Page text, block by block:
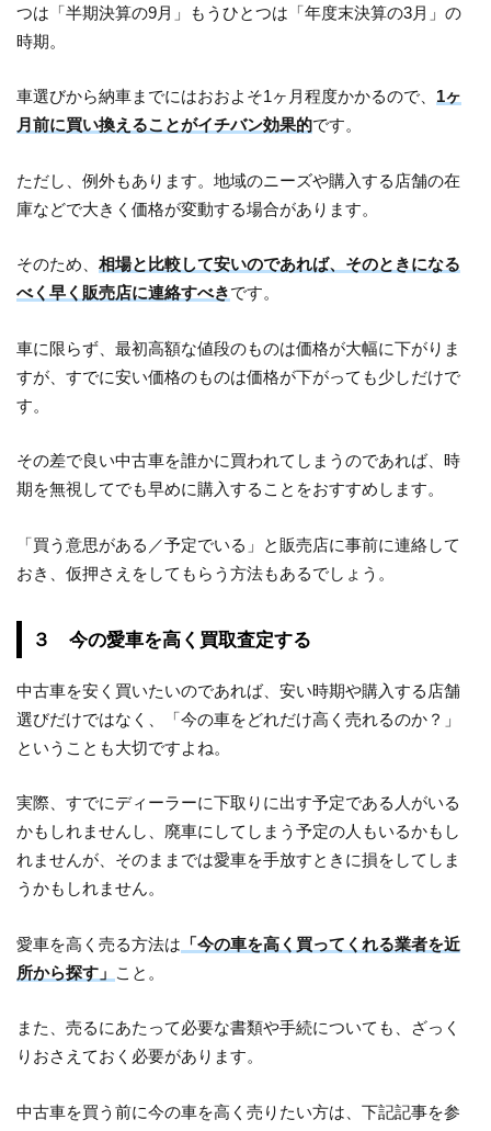
つは「半期決算の9月」もうひとつは「年度末決算の3月」の
時期。
車選びから納車までにはおおよそ1ヶ月程度かかるので、 1ヶ
月前に買い換えることがイチバン効果的です。
ただし、例外もあります。地域のニーズや購入する店舗の在
庫などで大きく価格が変動する場合があります。
そのため、相場と比較して安いのであれば、そのときになる
べく早く販売店に連絡すべきです。
車に限らず、最初高額な値段のものは価格が大幅に下がりま
すが、すでに安い価格のものは価格が下がっても少しだけで
す。
その差で良い中古車を誰かに買われてしまうのであれば、時
期を無視してでも早めに購入することをおすすめします。
「買う意思がある／予定でいる」と販売店に事前に連絡して
おき、仮押さえをしてもらう方法もあるでしょう。
３ 今の愛車を高く買取査定する
中古車を安く買いたいのであれば、安い時期や購入する店舗
選びだけではなく、「今の車をどれだけ高く売れるのか？」
ということも大切ですよね。
実際、すでにディーラーに下取りに出す予定である人がいる
かもしれませんし、廃車にしてしまう予定の人もいるかもし
れませんが、そのままでは愛車を手放すときに損をしてしま
うかもしれません。
愛車を高く売る方法は 「今の車を高く買ってくれる業者を近
所から探す」 こと。
また、売るにあたって必要な書類や手続についても、ざっく
りおさえておく必要があります。
中古車を買う前に今の車を高く売りたい方は、下記記事を参